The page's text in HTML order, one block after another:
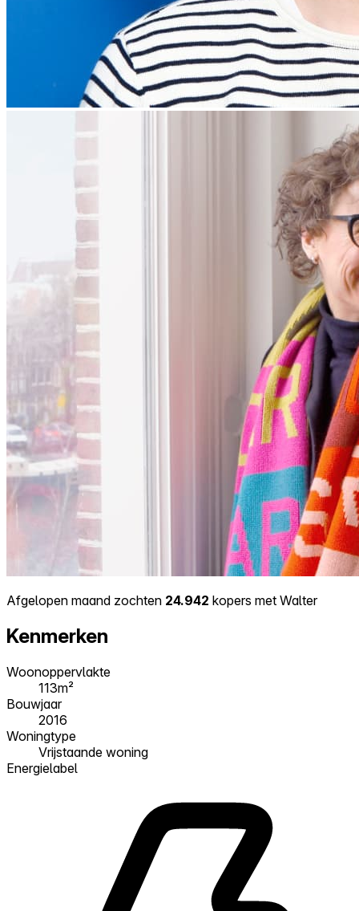
Afgelopen maand zochten 24.942 kopers met Walter
Kenmerken
Woonoppervlakte
113m²
Bouwjaar
2016
Woningtype
Vrijstaande woning
Energielabel